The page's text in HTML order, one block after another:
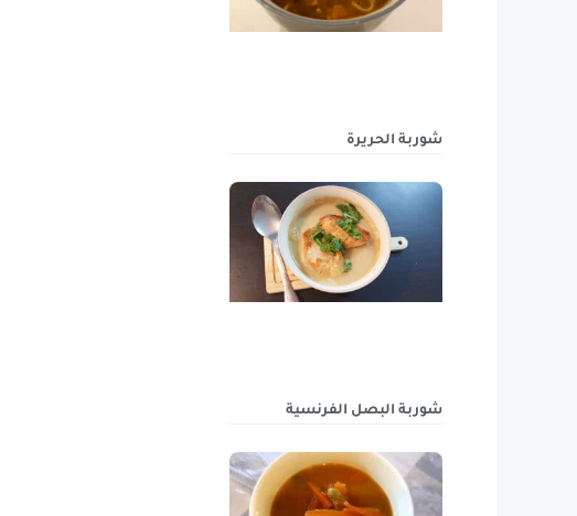
شوربة الحريرة
شوربة البصل الفرنسية